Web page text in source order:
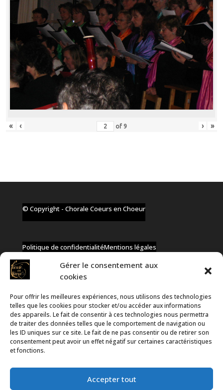
Gérer le consentement aux
cookies
Pour offrir les meilleures expériences, nous utilisons des technologies
telles que les cookies pour stocker et/ou accéder aux informations
des appareils. Le fait de consentir à ces technologies nous permettra
de traiter des données telles que le comportement de navigation ou
les ID uniques sur ce site. Le fait de ne pas consentir ou de retirer son
consentement peut avoir un effet négatif sur certaines caractéristiques
et fonctions.
Accepter tout
« ‹ of 9 › »
© Copyright - Chorale Coeurs en Choeur
Politique de confidentialitéMentions légales
✆ +32 477 91 58 46
✉ infos@coeurs-en-choeur.be
Toute proposition de partenariat en développement sera